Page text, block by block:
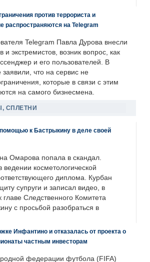
против террориста и
распространяются на Telegram
Telegram Павла Дурова внесли
и экстремистов, возник вопрос, как
и его пользователей. В
что на сервис не
которые в связи с этим
на самого бизнесмена.
СПЛЕТНИ
к Бастрыкину в деле своей
Омарова попала в скандал.
косметологической
диплома. Курбан
супруги и записал видео, в
главе Следственного Комитета
с просьбой разобраться в
Инфантино и отказалась от проекта о
частным инвесторам
федерации футбола (FIFA)